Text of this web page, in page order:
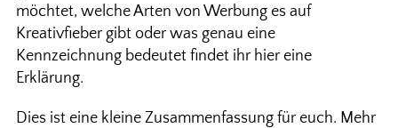
möchtet, welche Arten von Werbung es auf
Kreativfieber gibt oder was genau eine
Kennzeichnung bedeutet findet ihr hier eine
Erklärung.
Dies ist eine kleine Zusammenfassung für euch. Mehr